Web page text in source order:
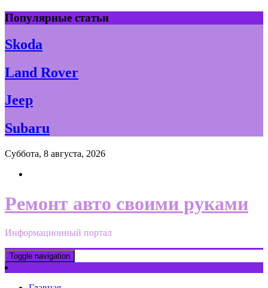
Skip
to
content
Популярные статьи
Skoda
Land Rover
Jeep
Subaru
Суббота, 8 августа, 2026
Ремонт авто своими руками
Информационный портал
Toggle navigation